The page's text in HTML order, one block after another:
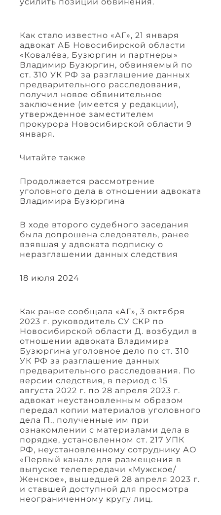
усилить позиции обвинения.
Как стало известно «АГ», 21 января
адвокат АБ Новосибирской области
«Ковалёва, Бузюргин и партнеры»
Владимир Бузюргин, обвиняемый по
ст. 310 УК РФ за разглашение данных
предварительного расследования,
получил новое обвинительное
заключение (имеется у редакции),
утвержденное заместителем
прокурора Новосибирской области 9
января.
Читайте также
Продолжается рассмотрение
уголовного дела в отношении адвоката
Владимира Бузюргина
В ходе второго судебного заседания
была допрошена следователь, ранее
взявшая у адвоката подписку о
неразглашении данных следствия
18 июля 2024
Как ранее сообщала «АГ», 3 октября
2023 г. руководитель СУ СКР по
Новосибирской области Д. возбудил в
отношении адвоката Владимира
Бузюргина уголовное дело по ст. 310
УК РФ за разглашение данных
предварительного расследования. По
версии следствия, в период с 15
августа 2022 г. по 28 апреля 2023 г.
адвокат неустановленным образом
передал копии материалов уголовного
дела П., полученные им при
ознакомлении с материалами дела в
порядке, установленном ст. 217 УПК
РФ, неустановленному сотруднику АО
«Первый канал» для размещения в
выпуске телепередачи «Мужское/
Женское», вышедшей 28 апреля 2023 г.
и ставшей доступной для просмотра
неограниченному кругу лиц.